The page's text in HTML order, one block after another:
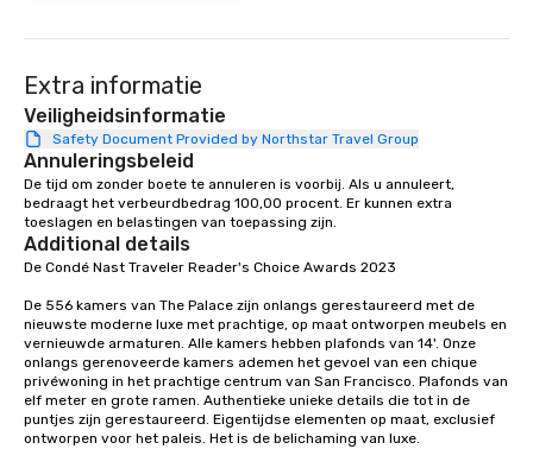
Our exclusive
right of you. Because
walking in between,
countless
down at each venue
experiences not only
ways to network, but
way to do so. Large Groups Welcome
Lip Smacking Foodie
groups, small or large.
experiences can
Extra informatie
Veiligheidsinformatie
Safety Document Provided by Northstar Travel Group
Annuleringsbeleid
De tijd om zonder boete te annuleren is voorbij. Als u annuleert,
bedraagt het verbeurdbedrag 100,00 procent. Er kunnen extra
toeslagen en belastingen van toepassing zijn.
Additional details
De Condé Nast Traveler Reader's Choice Awards 2023
De 556 kamers van The Palace zijn onlangs gerestaureerd met de
nieuwste moderne luxe met prachtige, op maat ontworpen meubels en
vernieuwde armaturen. Alle kamers hebben plafonds van 14'. Onze
onlangs gerenoveerde kamers ademen het gevoel van een chique
privéwoning in het prachtige centrum van San Francisco. Plafonds van
elf meter en grote ramen. Authentieke unieke details die tot in de
puntjes zijn gerestaureerd. Eigentijdse elementen op maat, exclusief
ontworpen voor het paleis. Het is de belichaming van luxe.